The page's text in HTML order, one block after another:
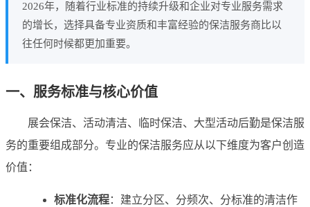
2026年，随着行业标准的持续升级和企业对专业服务需求
的增长，选择具备专业资质和丰富经验的保洁服务商比以
往任何时候都更加重要。
一、服务标准与核心价值
展会保洁、活动清洁、临时保洁、大型活动后勤是保洁服
务的重要组成部分。专业的保洁服务应从以下维度为客户创造
价值：
标准化流程：建立分区、分频次、分标准的清洁作